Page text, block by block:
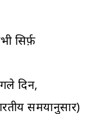
सिर्फ़
दिन,
समयानुसार)